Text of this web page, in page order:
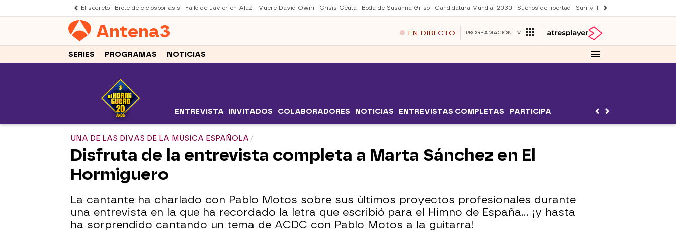
El secreto Brote de ciclosporiasis Fallo de Javier en AlaZ Muere David Owiri Crisis Ceuta Boda de Susanna Griso Candidatura Mundial 2030 Sueños de libertad Suri y Tom Cruise
Antena3 EN DIRECTO PROGRAMACIÓN TV
SERIES PROGRAMAS NOTICIAS
ENTREVISTA INVITADOS COLABORADORES NOTICIAS ENTREVISTAS COMPLETAS PARTICIPA
UNA DE LAS DIVAS DE LA MÚSICA ESPAÑOLA
Disfruta de la entrevista completa a Marta Sánchez en El
Hormiguero
La cantante ha charlado con Pablo Motos sobre sus últimos proyectos profesionales durante
una entrevista en la que ha recordado la letra que escribió para el Himno de España... ¡y hasta
ha sorprendido cantando un tema de ACDC con Pablo Motos a la guitarra!